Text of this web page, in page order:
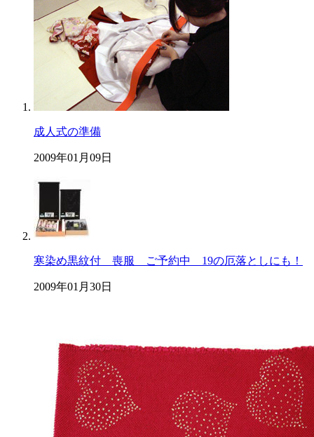
成人式の準備
2009年01月09日
寒染め黒紋付 喪服 ご予約中 19の厄落としにも！
2009年01月30日